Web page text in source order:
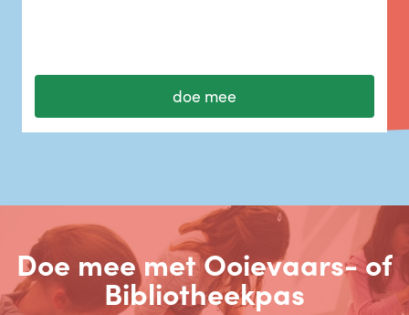
doe mee
Doe mee met Ooievaars- of
Bibliotheekpas